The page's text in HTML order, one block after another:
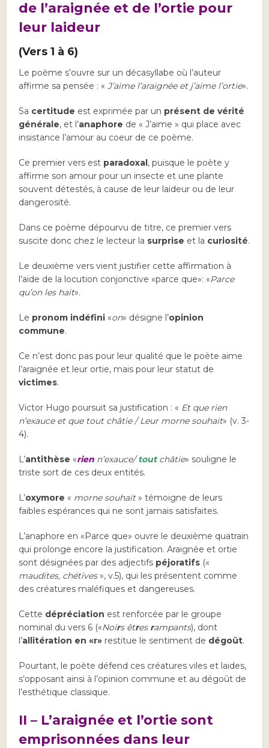
de l’araignée et de l’ortie pour
leur laideur
(Vers 1 à 6)
Le poème s’ouvre sur un décasyllabe où l’auteur
affirme sa pensée : «J’aime l’araignée et j’aime l’ortie».
Sa certitude est exprimée par un présent de vérité
générale, et l’anaphore de « J’aime » qui place avec
insistance l’amour au coeur de ce poème.
Ce premier vers est paradoxal, puisque le poète y
affirme son amour pour un insecte et une plante
souvent détestés, à cause de leur laideur ou de leur
dangerosité.
Dans ce poème dépourvu de titre, ce premier vers
suscite donc chez le lecteur la surprise et la curiosité.
Le deuxième vers vient justifier cette affirmation à
l’aide de la locution conjonctive «parce que»: «Parce
qu’on les hait».
Le pronom indéfini «on» désigne l’opinion
commune.
Ce n’est donc pas pour leur qualité que le poète aime
l’araignée et leur ortie, mais pour leur statut de
victimes.
Victor Hugo poursuit sa justification : « Et que rien
n’exauce et que tout châtie / Leur morne souhait» (v. 3-
4).
L’antithèse «rien n’exauce/toutchâtie» souligne le
triste sort de ces deux entités.
L’oxymore « morne souhait» témoigne de leurs
faibles espérances qui ne sont jamais satisfaites.
L’anaphore en «Parce que» ouvre le deuxième quatrain
qui prolonge encore la justification. Araignée et ortie
sont désignées par des adjectifs péjoratifs («
maudites, chétives», v.5), qui les présentent comme
des créatures maléfiques et dangereuses.
Cette dépréciation est renforcée par le groupe
nominal du vers 6 («Noirs êtres rampants), dont
l’allitération en «r» restitue le sentiment de dégoût.
Pourtant, le poète défend ces créatures viles et laides,
s’opposant ainsi à l’opinion commune et au dégoût de
l’esthétique classique.
II – L’araignée et l’ortie sont
emprisonnées dans leur